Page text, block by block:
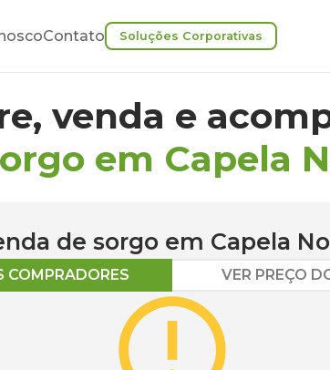
Contato Soluções Corporativas
venda e
em Capela
de sorgo em Capela
COMPRADORES VER PREÇO